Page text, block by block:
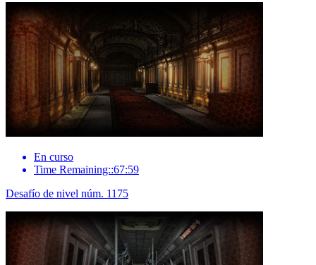
En curso
Time Remaining::67:59
Desafío de nivel núm. 1175